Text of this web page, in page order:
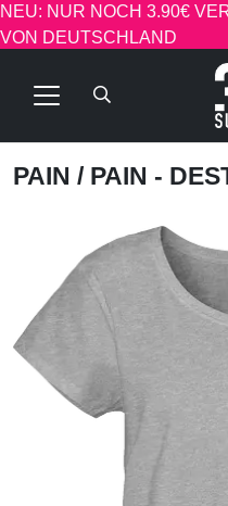
NEU: NUR NOCH 3.90€
VON DEUTSCHLAND
PAIN / PAIN -